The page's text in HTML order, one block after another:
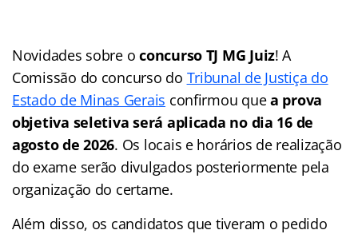
Novidades sobre oconcurso TJ MG Juiz! A
Comissão do concurso do Tribunal de Justiça do
Estado de Minas Gerais confirmou quea prova
objetiva seletiva será aplicada no dia 16 de
agosto de 2026. Os locais e horários de realização
do exame serão divulgados posteriormente pela
organização do certame.
Além disso, os candidatos que tiveram o pedido